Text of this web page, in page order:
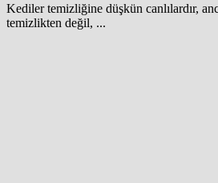
Kediler temizliğine düşkün canlılardır,
temizlikten değil, ...